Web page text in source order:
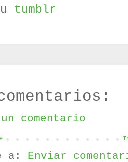
tumblr
comentario
a: Enviar